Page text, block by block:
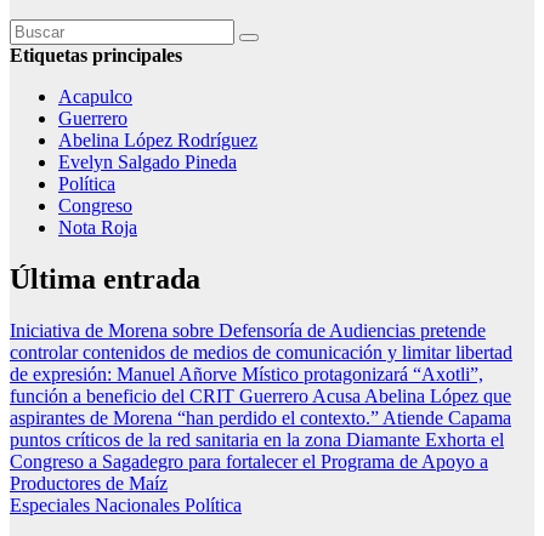
Etiquetas principales
Acapulco
Guerrero
Abelina López Rodríguez
Evelyn Salgado Pineda
Política
Congreso
Nota Roja
Última entrada
Iniciativa de Morena sobre Defensoría de Audiencias pretende
controlar contenidos de medios de comunicación y limitar libertad
de expresión: Manuel Añorve Místico protagonizará “Axotli”,
función a beneficio del CRIT Guerrero Acusa Abelina López que
aspirantes de Morena “han perdido el contexto.” Atiende Capama
puntos críticos de la red sanitaria en la zona Diamante Exhorta el
Congreso a Sagadegro para fortalecer el Programa de Apoyo a
Productores de Maíz
Especiales Nacionales Política